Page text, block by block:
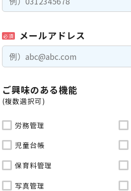
必須 メールアドレス
ご興味のある機能
(複数選択可)
労務管理
児童台帳
保育料管理
写真管理